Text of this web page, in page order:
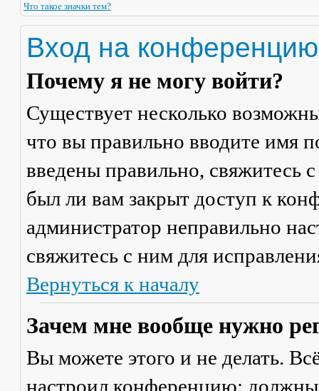
Что такое значки тем?
Вход на
Почему я не могу войти?
Существует несколько
что вы правильно вводите имя
введены правильно, свяжитесь
был ли вам закрыт доступ к
администратор неправильно
свяжитесь с ним для
Вернуться к началу
Зачем мне вообще нужно
Вы можете этого и не делать.
настроил конференцию: должны